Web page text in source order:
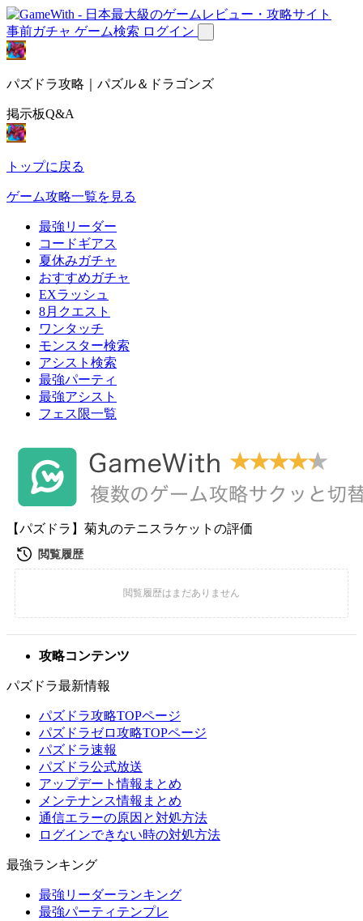
事前ガチャ ゲーム検索 ログイン
パズドラ攻略｜パズル＆ドラゴンズ
掲示板Q&A
トップに戻る
ゲーム攻略一覧を見る
最強リーダー
コードギアス
夏休みガチャ
おすすめガチャ
EXラッシュ
8月クエスト
ワンタッチ
モンスター検索
アシスト検索
最強パーティ
最強アシスト
フェス限一覧
【パズドラ】菊丸のテニスラケットの評価
攻略コンテンツ
パズドラ最新情報
パズドラ攻略TOPページ
パズドラゼロ攻略TOPページ
パズドラ速報
パズドラ公式放送
アップデート情報まとめ
メンテナンス情報まとめ
通信エラーの原因と対処方法
ログインできない時の対処方法
最強ランキング
最強リーダーランキング
最強パーティテンプレ